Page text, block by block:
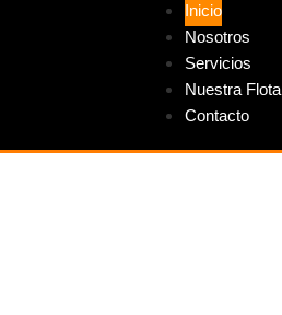
Inicio
Nosotros
Servicios
Nuestra Flota
Contacto